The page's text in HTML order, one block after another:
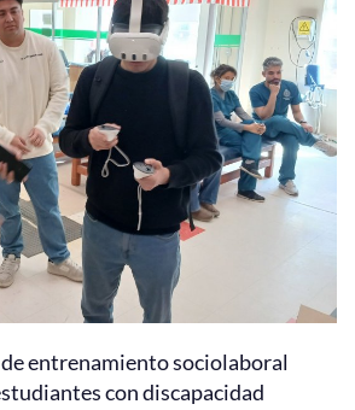
entrenamiento sociolaboral
con discapacidad